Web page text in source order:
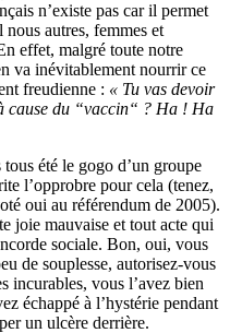
n’existe pas car il permet
autres, femmes et
effet, malgré toute notre
va inévitablement nourrir ce
freudienne : « Tu vas devoir
cause du “vaccin“ ? Ha ! Ha
été le gogo d’un groupe
l’opprobre pour cela (tenez,
oui au référendum de 2005).
joie mauvaise et tout acte qui
sociale. Bon, oui, vous
de souplesse, autorisez-vous
incurables, vous l’avez bien
échappé à l’hystérie pendant
un ulcère derrière.